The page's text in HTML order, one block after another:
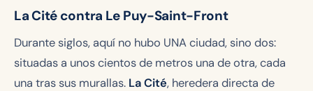
La Cité contra Le Puy-Saint-Front
Durante siglos, aquí no hubo UNA ciudad, sino dos:
situadas a unos cientos de metros una de otra, cada
una tras sus murallas. La Cité, heredera directa de